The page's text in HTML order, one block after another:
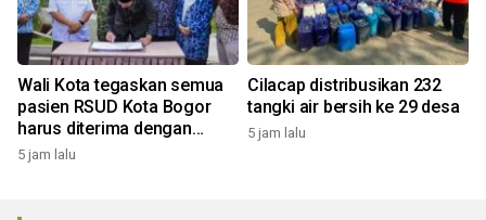
Wali Kota tegaskan semua
pasien RSUD Kota Bogor
harus diterima dengan
profesional
5 jam lalu
Cilacap distribusikan 232
tangki air bersih ke 29 desa
5 jam lalu